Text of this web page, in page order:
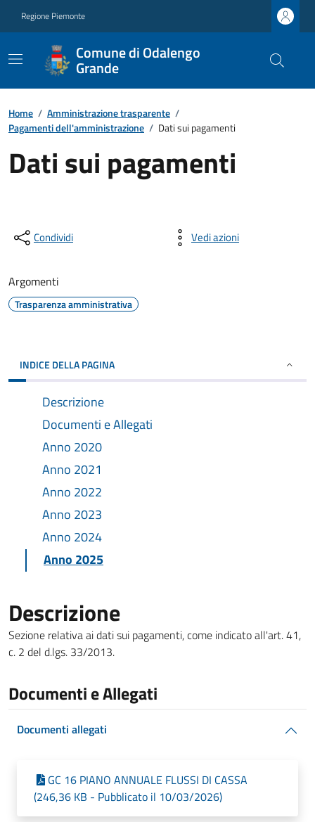
Regione Piemonte
Comune di Odalengo
Grande
Home / Amministrazione trasparente /
Pagamenti dell'amministrazione / Dati sui pagamenti
Dati sui pagamenti
Condividi Vedi azioni
Argomenti
Trasparenza amministrativa
INDICE DELLA PAGINA
Descrizione
Documenti e Allegati
Anno 2020
Anno 2021
Anno 2022
Anno 2023
Anno 2024
Anno 2025
Descrizione
Sezione relativa ai dati sui pagamenti, come indicato all'art. 41,
c. 2 del d.lgs. 33/2013.
Documenti e Allegati
Documenti allegati
GC 16 PIANO ANNUALE FLUSSI DI CASSA
(246,36 KB - Pubblicato il 10/03/2026)